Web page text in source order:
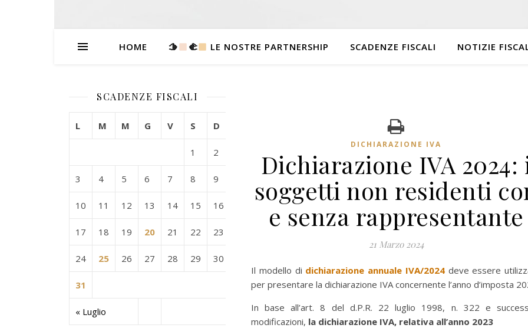
HOME 🫱 ‍🫲 LE NOSTRE PARTNERSHIP SCADENZE FISCALI NOTIZIE
SCADENZE FISCALI
L M M G V S D
« Luglio
1 2
3 4 5 6 7 8 9
10 11 12 13 14 15 16
17 18 19 20 21 22 23
24 25 26 27 28 29 30
31
DICHIARAZIONE IVA
Dichiarazione IVA 2024:
soggetti non residenti
e senza rappresentante
21 Marzo 2024
Il modello di dichiarazione annuale IVA/2024 deve essere
per presentare la dichiarazione IVA concernente l’anno d’imposta
In base all’art. 8 del d.P.R. 22 luglio 1998, n. 322 e
modificazioni, la dichiarazione IVA, relativa all’anno 2023